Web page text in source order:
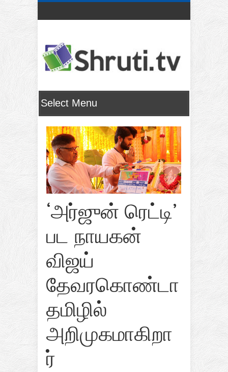
‘அர்ஜுன் ரெட்டி’
பட நாயகன்
விஜய்
தேவரகொண்டா
தமிழில்
அறிமுகமாகிறா
ர்